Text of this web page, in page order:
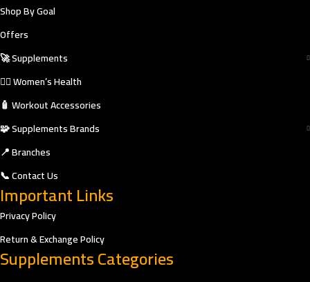
Shop By Goal
Offers
🚀 Supplements
🧘‍♀️ Women’s Health
🧴 Workout Accessories
🧩 Supplements Brands
📍 Branches
📞 Contact Us
Important Links
Privacy Policy
Return & Exchange Policy
Supplements Categories